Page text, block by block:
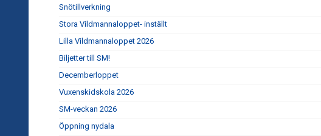
Snötillverkning
Stora Vildmannaloppet- inställt
Lilla Vildmannaloppet 2026
Biljetter till SM!
Decemberloppet
Vuxenskidskola 2026
SM-veckan 2026
Öppning nydala